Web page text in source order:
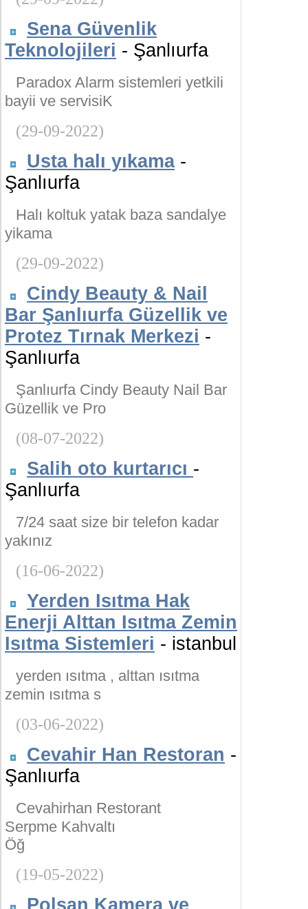
Sena Güvenlik
Teknolojileri - Şanlıurfa
Paradox Alarm sistemleri yetkili
bayii ve servisiK
(29-09-2022)
Usta halı yıkama-
Şanlıurfa
Halı koltuk yatak baza sandalye
yikama
(29-09-2022)
Cindy Beauty & Nail
Bar Şanlıurfa Güzellik ve
Protez Tırnak Merkezi -
Şanlıurfa
Şanlıurfa Cindy Beauty Nail Bar
Güzellik ve Pro
(08-07-2022)
Salih oto kurtarıcı -
Şanlıurfa
7/24 saat size bir telefon kadar
yakınız
(16-06-2022)
Yerden Isıtma Hak
Enerji Alttan Isıtma Zemin
Isıtma Sistemleri - istanbul
yerden ısıtma , alttan ısıtma
zemin ısıtma s
(03-06-2022)
Cevahir Han Restoran -
Şanlıurfa
Cevahirhan Restorant
Serpme Kahvaltı
Öğ
(19-05-2022)
Polsan Kamera ve